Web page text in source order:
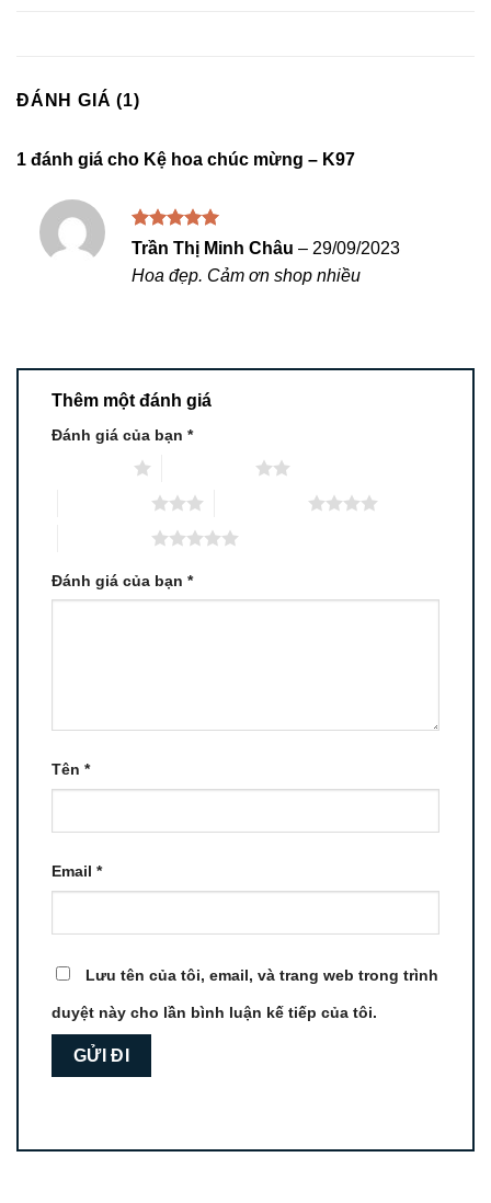
ĐÁNH GIÁ (1)
1 đánh giá cho Kệ hoa chúc mừng – K97
Được xếp
5
sao
Trần Thị Minh Châu – 29/09/2023
Hoa đẹp. Cảm ơn shop nhiều
Thêm một đánh giá
Đánh giá của bạn *
Đánh giá của bạn *
Tên *
Email *
Lưu tên của tôi, email, và trang web trong trình
duyệt này cho lần bình luận kế tiếp của tôi.